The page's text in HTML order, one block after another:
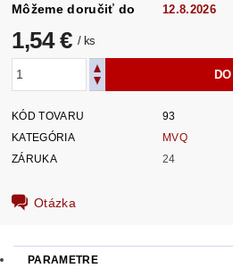
Môžeme doručiť do
12.8.2026
1,54 € / ks
KÓD TOVARU
93
KATEGÓRIA
MVQ
ZÁRUKA
24
Otázka
PARAMETRE